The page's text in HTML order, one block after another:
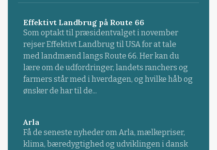
Effektivt Landbrug på Route 66
Som optakt til præsidentvalget i november
rejser Effektivt Landbrug til USA for at tale
med landmænd langs Route 66. Her kan du
lære om de udfordringer, landets ranchers og
farmers står med i hverdagen, og hvilke håb og
ønsker de har til de...
Arla
Få de seneste nyheder om Arla, mælkepriser,
klima, bæredygtighed og udviklingen i dansk